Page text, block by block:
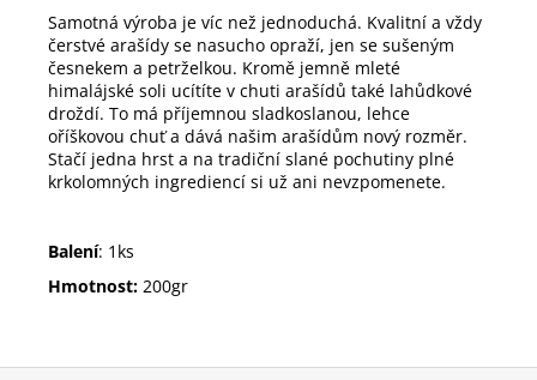
Samotná výroba je víc než jednoduchá. Kvalitní a vždy
čerstvé arašídy se nasucho opraží, jen se sušeným
česnekem a petrželkou. Kromě jemně mleté
himalájské soli ucítíte v chuti arašídů také lahůdkové
droždí. To má příjemnou sladkoslanou, lehce
oříškovou chuť a dává našim arašídům nový rozměr.
Stačí jedna hrst a na tradiční slané pochutiny plné
krkolomných ingrediencí si už ani nevzpomenete.
Balení: 1ks
Hmotnost: 200gr